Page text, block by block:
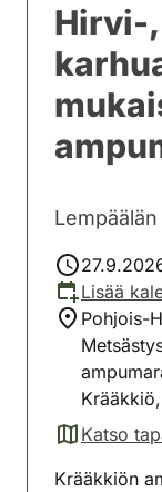
Hirvi-
Lisää
Pohjois-
Katso
(avautuu
Krääkkiön